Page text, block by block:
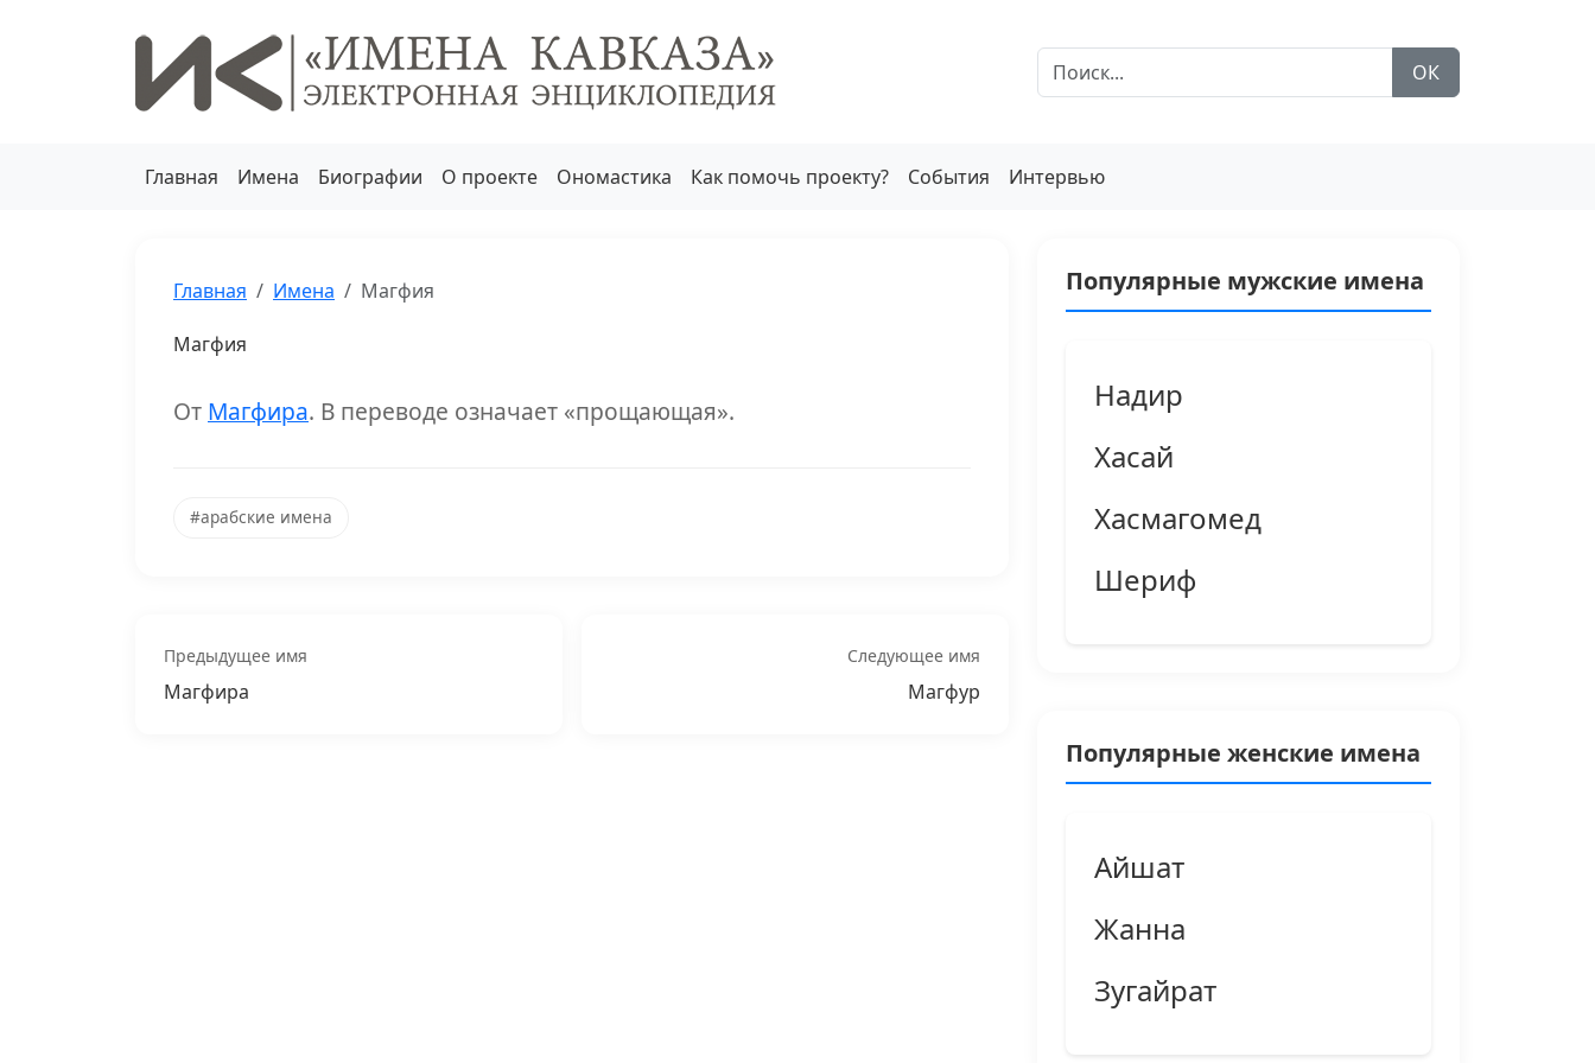
ОК
Главная Имена Биографии О проекте Ономастика Как помочь проекту? События Интервью
Главная Имена Магфия
Магфия
От Магфира. В переводе означает «прощающая».
#арабские имена
Предыдущее имя
Магфира
Следующее имя
Магфур
Популярные мужские имена
Надир
Хасай
Хасмагомед
Шериф
Популярные женские имена
Айшат
Жанна
Зугайрат